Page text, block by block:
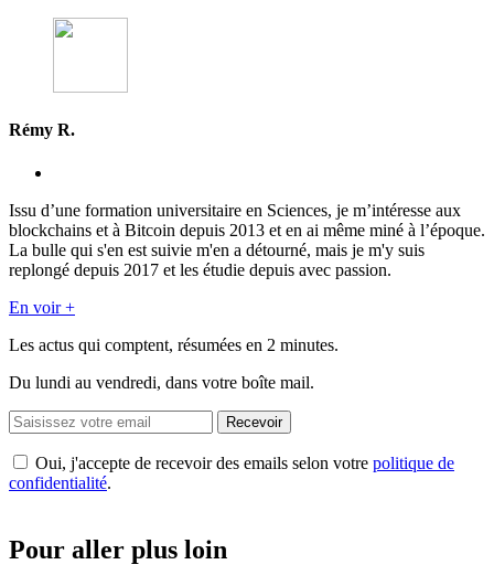
Rémy R.
Issu d’une formation universitaire en Sciences, je m’intéresse aux
blockchains et à Bitcoin depuis 2013 et en ai même miné à l’époque.
La bulle qui s'en est suivie m'en a détourné, mais je m'y suis
replongé depuis 2017 et les étudie depuis avec passion.
En voir +
Les actus qui comptent, résumées en 2 minutes.
Du lundi au vendredi, dans votre boîte mail.
Recevoir
Oui, j'accepte de recevoir des emails selon votre politique de
confidentialité.
Pour aller plus loin